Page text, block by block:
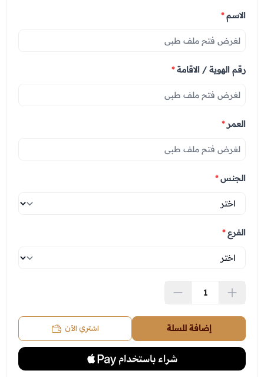
الاسم*
رقم الهوية / الاقامة*
العمر*
الجنس*
الفرع*
إضافة للسلة اشتري الآن